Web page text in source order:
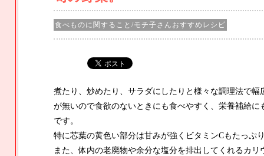
食べものに関すること/モチ子さんおすすめレシピ
煮たり、炒めたり、サラダにしたりと様々な調理法で
が無いので食欲のないときにも食べやすく、栄養補給
です。
特に芯葉の黄色い部分は甘みが強くビタミンCもたっぷ
また、体内の老廃物や余分な塩分を排出してくれるカ